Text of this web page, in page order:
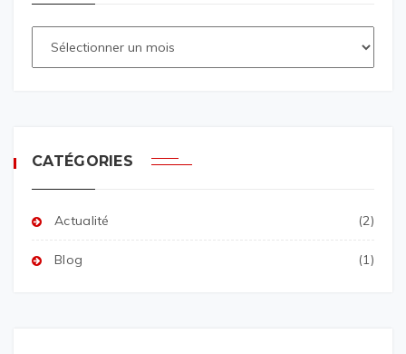
CATÉGORIES
Actualité (2)
Blog (1)